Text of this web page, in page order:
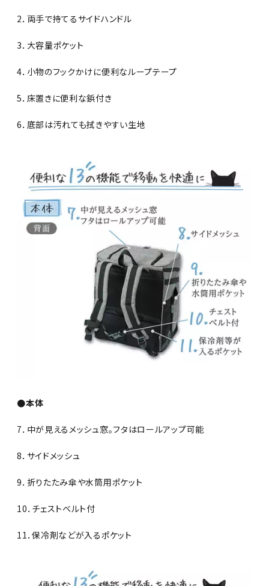
2．両手で持てるサイドハンドル
3．大容量ポケット
4．小物のフックかけに便利なループテープ
5．床置きに便利な鋲付き
6．底部は汚れても拭きやすい生地
●本体
7．中が見えるメッシュ窓。フタはロールアップ可能
8．サイドメッシュ
9．折りたたみ傘や水筒用ポケット
10．チェストベルト付
11．保冷剤などが入るポケット